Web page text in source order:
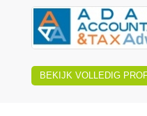
BEKIJK VOLLEDIG